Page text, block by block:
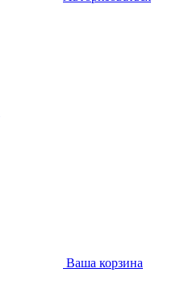
Ваша корзина